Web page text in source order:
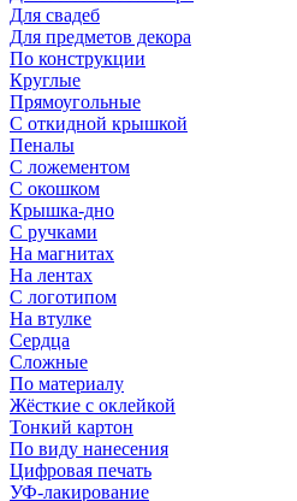
Для свадеб
Для предметов декора
По конструкции
Круглые
Прямоугольные
С откидной крышкой
Пеналы
С ложементом
С окошком
Крышка-дно
С ручками
На магнитах
На лентах
С логотипом
На втулке
Сердца
Сложные
По материалу
Жёсткие с оклейкой
Тонкий картон
По виду нанесения
Цифровая печать
УФ-лакирование